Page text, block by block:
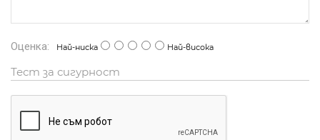
Оценка: Най-ниска Най-висока
Тест за сигурност